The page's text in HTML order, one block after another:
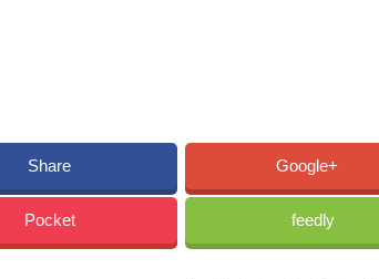
Share Google+
Pocket feedly